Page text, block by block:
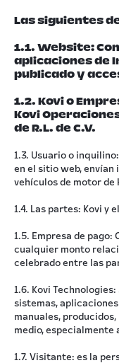
Las siguientes
1.1. Website:
aplicaciones de
publicado y
1.2. Kovi o
Kovi
de R.L. de C.V.
1.3. Usuario o
en el sitio web,
vehículos de motor de
1.4. Las partes: Kovi y
1.5. Empresa de pago:
cualquier monto
celebrado entre las
1.6. Kovi
sistemas,
manuales,
medio, especialmente
1.7. Visitante: es la